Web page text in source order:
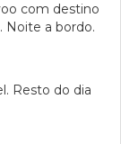
com destino
Noite a bordo.
Resto do dia